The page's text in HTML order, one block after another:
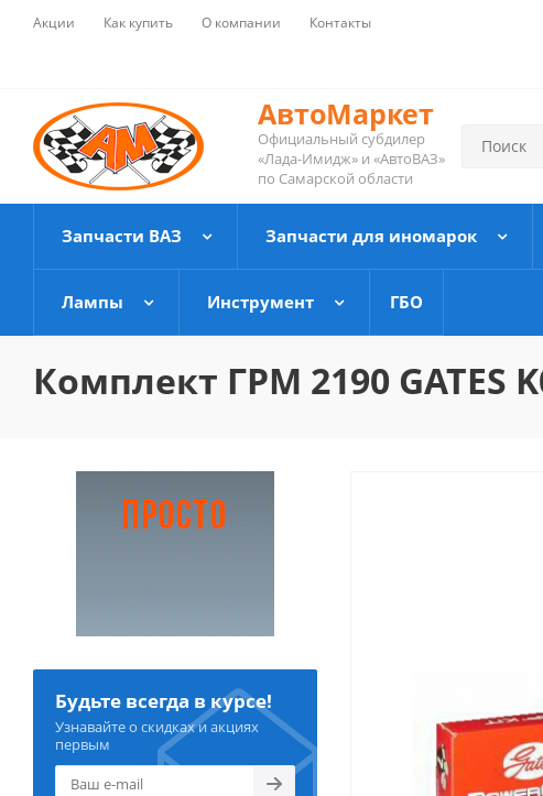
Акции Как купить О компании Контакты
АвтоМаркет
Официальный субдилер
«Лада-Имидж» и «АвтоВАЗ»
по Самарской области
Запчасти ВАЗ Запчасти для иномарок
Лампы Инструмент ГБО
Комплект ГРМ 2190 GATES
Будьте всегда в курсе!
Узнавайте о скидках и акциях
первым